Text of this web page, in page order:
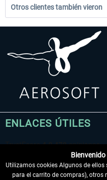
Otros clientes también vieron
ENLACES ÚTILES
Utilizamos cookies Algunos de ellos
para el carrito de compras), otros